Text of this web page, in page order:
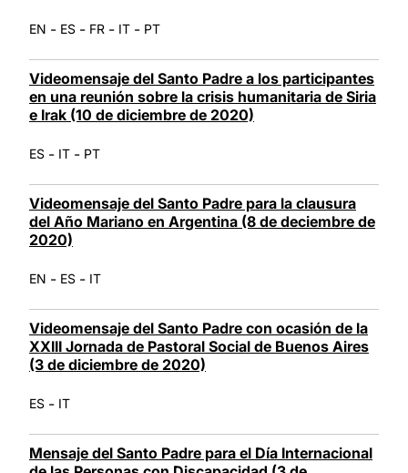
EN - ES - FR - IT - PT
Videomensaje del Santo Padre a los participantes
en una reunión sobre la crisis humanitaria de Siria
e Irak (10 de diciembre de 2020)
ES - IT - PT
Videomensaje del Santo Padre para la clausura
del Año Mariano en Argentina (8 de deciembre de
2020)
EN - ES - IT
Videomensaje del Santo Padre con ocasión de la
XXIII Jornada de Pastoral Social de Buenos Aires
(3 de diciembre de 2020)
ES - IT
Mensaje del Santo Padre para el Día Internacional